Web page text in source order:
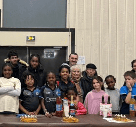
Exporter les lignes sélectionnées
Exporter toutes les colonnes
Exporter uniquement les
Menu
<
>
Saison 2025-2026